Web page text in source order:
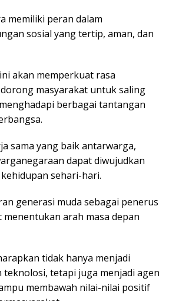
memiliki peran dalam
sosial yang tertip, aman, dan
akan memperkuat rasa
masyarakat untuk saling
berbagai tantangan
sama yang baik antarwarga,
dapat diwujudkan
sehari-hari.
generasi muda sebagai penerus
arah masa depan
tidak hanya menjadi
teknolosi, tetapi juga menjadi agen
membawah nilai-nilai positif